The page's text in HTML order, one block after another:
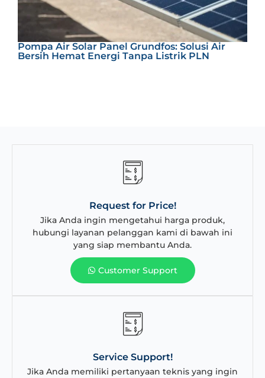
Pompa Air Solar Panel Grundfos: Solusi Air
Bersih Hemat Energi Tanpa Listrik PLN
Request for Price!
Jika Anda ingin mengetahui harga produk,
hubungi layanan pelanggan kami di bawah ini
yang siap membantu Anda.
Customer Support
Service Support!
Jika Anda memiliki pertanyaan teknis yang ingin